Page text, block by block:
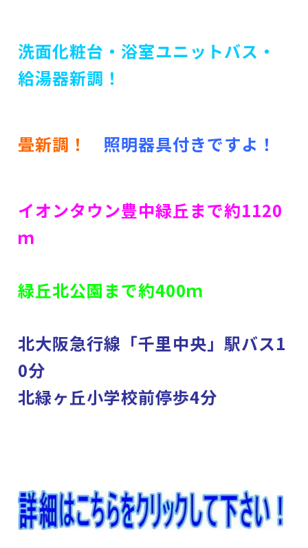
洗面化粧台・浴室ユニットバス・
給湯器新調！
畳新調！ 照明器具付きですよ！
イオンタウン豊中緑丘まで約1120
ｍ
緑丘北公園まで約400ｍ
北大阪急行線「千里中央」駅バス1
0分
北緑ヶ丘小学校前停歩4分